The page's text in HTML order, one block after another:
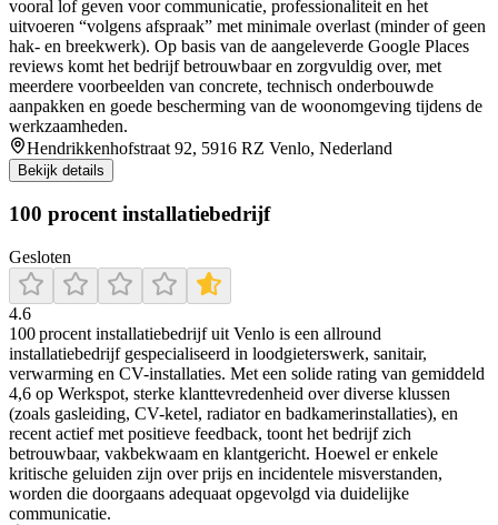
vooral lof geven voor communicatie, professionaliteit en het
uitvoeren “volgens afspraak” met minimale overlast (minder of geen
hak- en breekwerk). Op basis van de aangeleverde Google Places
reviews komt het bedrijf betrouwbaar en zorgvuldig over, met
meerdere voorbeelden van concrete, technisch onderbouwde
aanpakken en goede bescherming van de woonomgeving tijdens de
werkzaamheden.
Hendrikkenhofstraat 92, 5916 RZ Venlo, Nederland
Bekijk details
100 procent installatiebedrijf
Gesloten
4.6
100 procent installatiebedrijf uit Venlo is een allround
installatiebedrijf gespecialiseerd in loodgieterswerk, sanitair,
verwarming en CV-installaties. Met een solide rating van gemiddeld
4,6 op Werkspot, sterke klanttevredenheid over diverse klussen
(zoals gasleiding, CV-ketel, radiator en badkamerinstallaties), en
recent actief met positieve feedback, toont het bedrijf zich
betrouwbaar, vakbekwaam en klantgericht. Hoewel er enkele
kritische geluiden zijn over prijs en incidentele misverstanden,
worden die doorgaans adequaat opgevolgd via duidelijke
communicatie.